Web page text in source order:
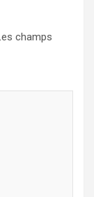
champs